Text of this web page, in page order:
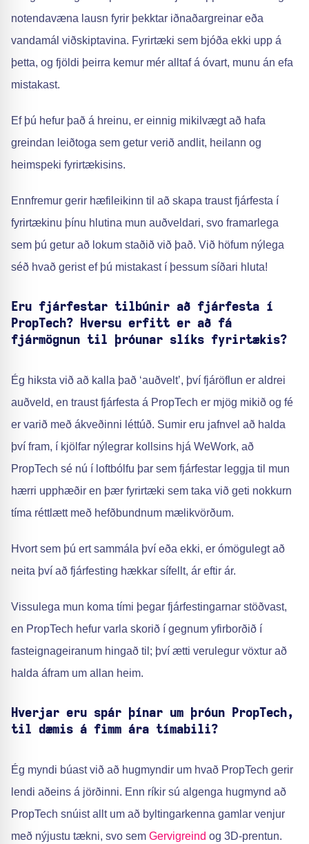
notendavæna lausn fyrir þekktar iðnaðargreinar eða
vandamál viðskiptavina. Fyrirtæki sem bjóða ekki upp á
þetta, og fjöldi þeirra kemur mér alltaf á óvart, munu án efa
mistakast.
Ef þú hefur það á hreinu, er einnig mikilvægt að hafa
greindan leiðtoga sem getur verið andlit, heilann og
heimspeki fyrirtækisins.
Ennfremur gerir hæfileikinn til að skapa traust fjárfesta í
fyrirtækinu þínu hlutina mun auðveldari, svo framarlega
sem þú getur að lokum staðið við það. Við höfum nýlega
séð hvað gerist ef þú mistakast í þessum síðari hluta!
Eru fjárfestar tilbúnir að fjárfesta í
PropTech? Hversu erfitt er að fá
fjármögnun til þróunar slíks fyrirtækis?
Ég hiksta við að kalla það ‘auðvelt’, því fjáröflun er aldrei
auðveld, en traust fjárfesta á PropTech er mjög mikið og fé
er varið með ákveðinni léttúð. Sumir eru jafnvel að halda
því fram, í kjölfar nýlegrar kollsins hjá WeWork, að
PropTech sé nú í loftbólfu þar sem fjárfestar leggja til mun
hærri upphæðir en þær fyrirtæki sem taka við geti nokkurn
tíma réttlætt með hefðbundnum mælikvörðum.
Hvort sem þú ert sammála því eða ekki, er ómögulegt að
neita því að fjárfesting hækkar sífellt, ár eftir ár.
Vissulega mun koma tími þegar fjárfestingarnar stöðvast,
en PropTech hefur varla skorið í gegnum yfirborðið í
fasteignageiranum hingað til; því ætti verulegur vöxtur að
halda áfram um allan heim.
Hverjar eru spár þínar um þróun PropTech,
til dæmis á fimm ára tímabili?
Ég myndi búast við að hugmyndir um hvað PropTech gerir
lendi aðeins á jörðinni. Enn ríkir sú algenga hugmynd að
PropTech snúist allt um að byltingarkenna gamlar venjur
með nýjustu tækni, svo sem Gervigreind og 3D-prentun.